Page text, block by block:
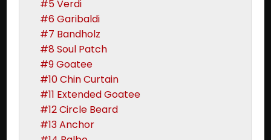
#5 Verdi
#6 Garibaldi
#7 Bandholz
#8 Soul Patch
#9 Goatee
#10 Chin Curtain
#11 Extended Goatee
#12 Circle Beard
#13 Anchor